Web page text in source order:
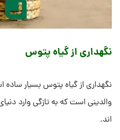
نگهداری از گیاه پتوس
نگهداری از گیاه پتوس بسیار
والدینی است که به تازگی وارد
اند.